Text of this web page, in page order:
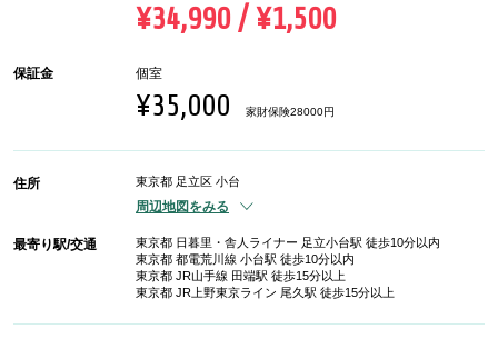
¥34,990 / ¥1,500
保証金 個室
¥35,000 家財保険28000円
住所 東京都 足立区 小台
周辺地図をみる
最寄り駅/交通
東京都 日暮里・舎人ライナー 足立小台駅 徒歩10分以内
東京都 都電荒川線 小台駅 徒歩10分以内
東京都 JR山手線 田端駅 徒歩15分以上
東京都 JR上野東京ライン 尾久駅 徒歩15分以上